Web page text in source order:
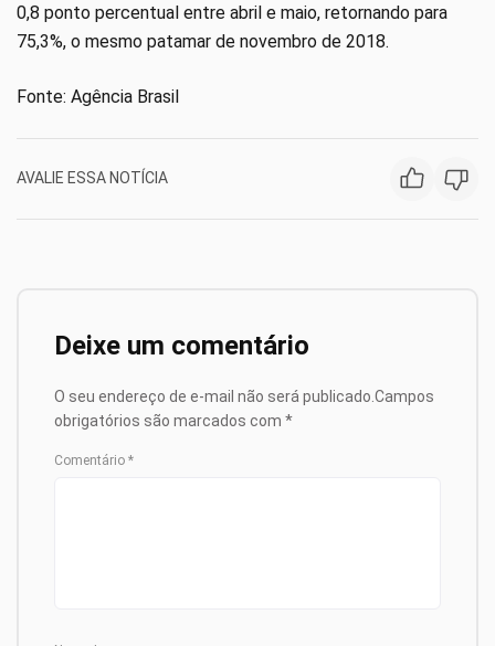
0,8 ponto percentual entre abril e maio, retornando para
75,3%, o mesmo patamar de novembro de 2018.
Fonte: Agência Brasil
AVALIE ESSA NOTÍCIA
Deixe um comentário
O seu endereço de e-mail não será publicado. Campos
obrigatórios são marcados com *
Comentário *